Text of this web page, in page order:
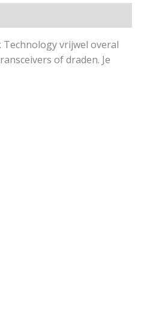
vrijwel overal
of draden. Je